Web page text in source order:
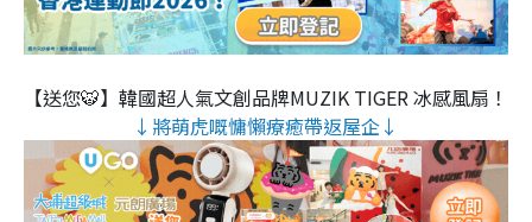
【送您🐯】韓國超人氣文創品牌MUZIK TIGER 冰感風扇！
↓將萌虎嘅慵懶療癒帶返屋企↓